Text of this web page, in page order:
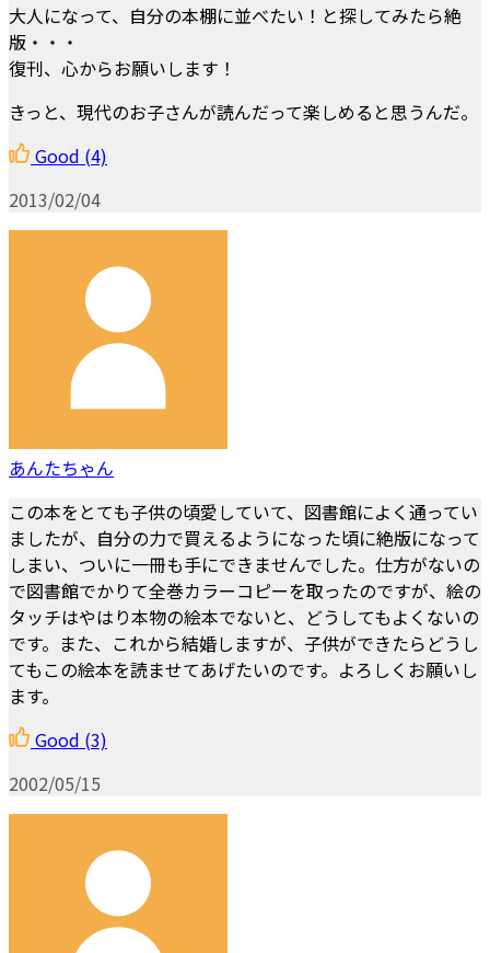
大人になって、自分の本棚に並べたい！と探してみたら絶
版・・・
復刊、心からお願いします！
きっと、現代のお子さんが読んだって楽しめると思うんだ。
Good (4)
2013/02/04
あんたちゃん
この本をとても子供の頃愛していて、図書館によく通ってい
ましたが、自分の力で買えるようになった頃に絶版になって
しまい、ついに一冊も手にできませんでした。仕方がないの
で図書館でかりて全巻カラーコピーを取ったのですが、絵の
タッチはやはり本物の絵本でないと、どうしてもよくないの
です。また、これから結婚しますが、子供ができたらどうし
てもこの絵本を読ませてあげたいのです。よろしくお願いし
ます。
Good (3)
2002/05/15